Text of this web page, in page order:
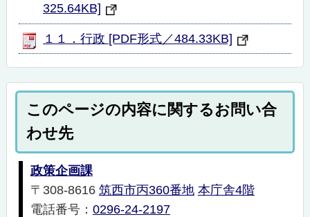
325.64KB]
１１．行政 [PDF形式／484.33KB]
このページの内容に関するお問い合
わせ先
政策企画課
〒308-8616 筑西市丙360番地 本庁舎4階
電話番号： 0296-24-2197